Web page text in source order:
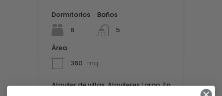
Dormitorios
6
Baños
5
Área
360 mq
Alquiler de villas, Alquileres Largo, En